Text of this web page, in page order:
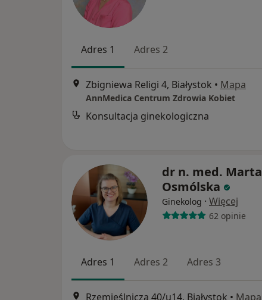
Adres 1 Adres 2
Zbigniewa Religi 4, Białystok • Mapa
AnnMedica Centrum Zdrowia Kobiet
Konsultacja ginekologiczna
dr n. med. Marta
Osmólska
Ginekolog · Więcej
62 opinie
Adres 1 Adres 2 Adres 3
Rzemieślnicza 40/u14, Białystok • Mapa